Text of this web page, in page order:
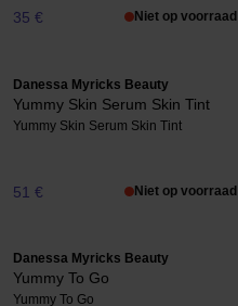
35 € Niet op voorraad
Danessa Myricks Beauty
Yummy Skin Serum Skin Tint
Yummy Skin Serum Skin Tint
51 € Niet op voorraad
Danessa Myricks Beauty
Yummy To Go
Yummy To Go